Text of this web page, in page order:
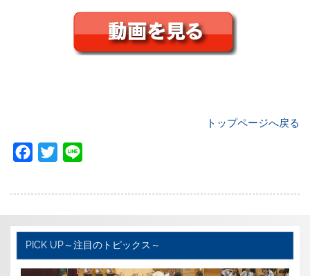
トップページへ戻る
b
o
o
t
e
r
PICK UP～注目のトピックス～